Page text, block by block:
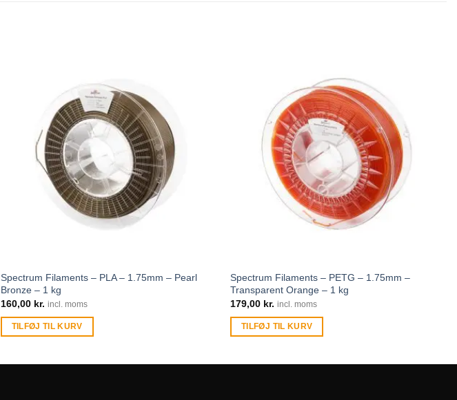
Spectrum Filaments – PLA – 1.75mm – Pearl
Bronze – 1 kg
160,00 kr. incl. moms
TILFØJ TIL KURV
Spectrum Filaments – PETG – 1.75mm –
Transparent Orange – 1 kg
179,00 kr. incl. moms
TILFØJ TIL KURV